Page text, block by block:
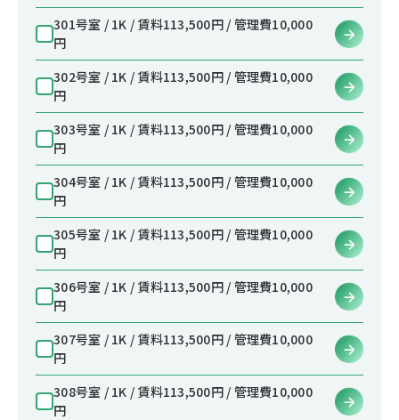
301号室 / 1K / 賃料113,500円 / 管理費10,000
円
302号室 / 1K / 賃料113,500円 / 管理費10,000
円
303号室 / 1K / 賃料113,500円 / 管理費10,000
円
304号室 / 1K / 賃料113,500円 / 管理費10,000
円
305号室 / 1K / 賃料113,500円 / 管理費10,000
円
306号室 / 1K / 賃料113,500円 / 管理費10,000
円
307号室 / 1K / 賃料113,500円 / 管理費10,000
円
308号室 / 1K / 賃料113,500円 / 管理費10,000
円